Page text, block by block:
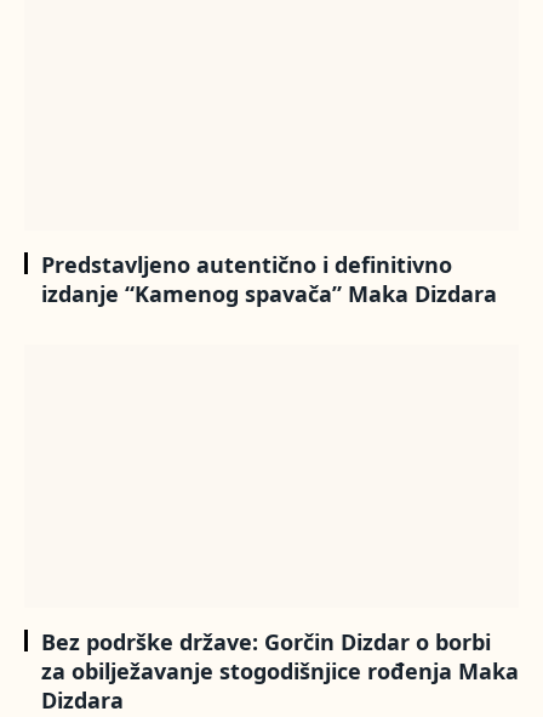
Predstavljeno autentično i definitivno
izdanje “Kamenog spavača” Maka Dizdara
Bez podrške države: Gorčin Dizdar o borbi
za obilježavanje stogodišnjice rođenja Maka
Dizdara